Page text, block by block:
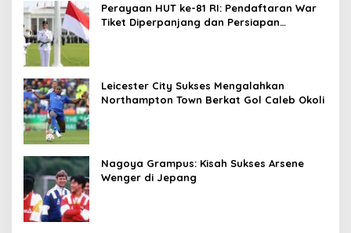
Perayaan HUT ke-81 RI: Pendaftaran War
Tiket Diperpanjang dan Persiapan
Leicester City Sukses Mengalahkan
Northampton Town Berkat Gol Caleb Okoli
Nagoya Grampus: Kisah Sukses Arsene
Wenger di Jepang